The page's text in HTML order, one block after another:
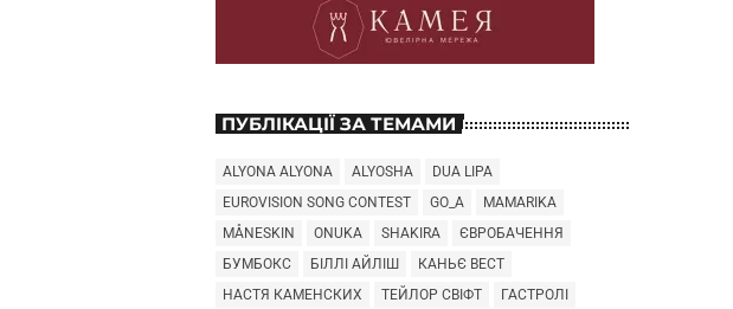
ПУБЛІКАЦІЇ ЗА ТЕМАМИ
ALYONA ALYONA ALYOSHA
DUA LIPA
EUROVISION SONG CONTEST
GO_A
MAMARIKA
MÅNESKIN
ONUKA SHAKIRA
ЄВРОБАЧЕННЯ
БУМБОКС
БІЛЛІ АЙЛІШ
КАНЬЄ ВЕСТ
НАСТЯ КАМЕНСКИХ
ТЕЙЛОР СВІФТ
ГАСТРОЛІ